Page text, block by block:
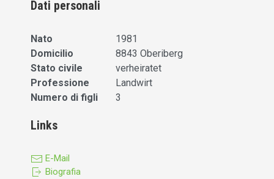
Dati personali
Nato
1981
Domicilio
8843 Oberiberg
Stato civile
verheiratet
Professione
Landwirt
Numero di figli
3
Links
E-Mail
Biografia